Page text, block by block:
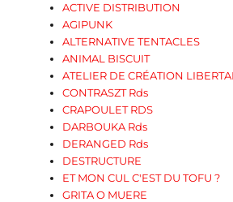
ACTIVE DISTRIBUTION
AGIPUNK
ALTERNATIVE TENTACLES
ANIMAL BISCUIT
ATELIER DE CRÉATION
CONTRASZT Rds
CRAPOULET RDS
DARBOUKA Rds
DERANGED Rds
DESTRUCTURE
ET MON CUL C'EST DU TOFU ?
GRITA O MUERE